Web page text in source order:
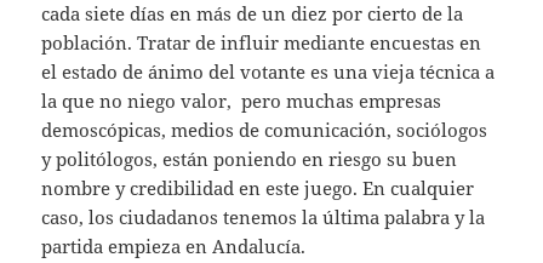
cada siete días en más de un diez por cierto de la
población. Tratar de influir mediante encuestas en
el estado de ánimo del votante es una vieja técnica a
la que no niego valor, pero muchas empresas
demoscópicas, medios de comunicación, sociólogos
y politólogos, están poniendo en riesgo su buen
nombre y credibilidad en este juego. En cualquier
caso, los ciudadanos tenemos la última palabra y la
partida empieza en Andalucía.